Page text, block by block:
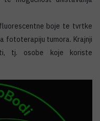
boje te tvrtke
fototerapiju tumora. Krajnji
tj. osobe koje koriste